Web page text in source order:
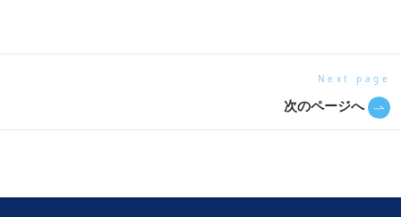
Next page
次のページへ